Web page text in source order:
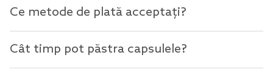
Ce metode de plată acceptați?
Cât timp pot păstra capsulele?